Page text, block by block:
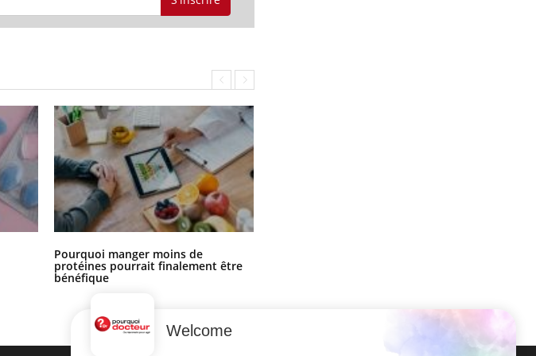
Pourquoi manger moins de
protéines pourrait finalement être
bénéfique
Welcome